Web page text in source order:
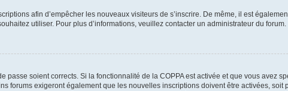
afin d’empêcher les nouveaux visiteurs de s’inscrire. De même, il est
utiliser. Pour plus d’informations, veuillez contacter un administrateur du forum.
passe soient corrects. Si la fonctionnalité de la COPPA est activée et que vous avez
forums exigeront également que les nouvelles inscriptions doivent être activées, soit